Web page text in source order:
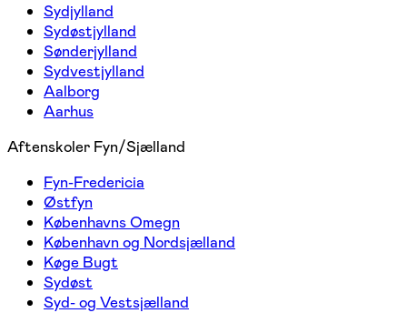
Sydjylland
Sydøstjylland
Sønderjylland
Sydvestjylland
Aalborg
Aarhus
Aftenskoler Fyn/Sjælland
Fyn-Fredericia
Østfyn
Københavns Omegn
København og Nordsjælland
Køge Bugt
Sydøst
Syd- og Vestsjælland